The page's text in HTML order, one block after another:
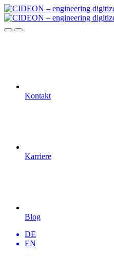
Kontakt
Karriere
Blog
DE
EN